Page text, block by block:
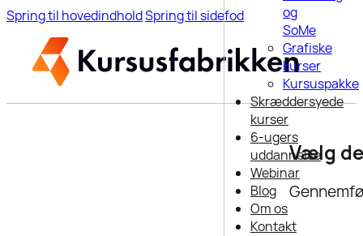
Spring til hovedindholdSpring til sidefod
og
SoMe
Grafiske
kurser
Kursuspakke
Skræddersyede
kurser
6-ugers
uddannelse
Webinar
Blog
Om os
Kontakt
Vælg